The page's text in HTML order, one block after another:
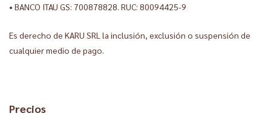
• BANCO ITAU GS: 700878828. RUC: 80094425-9
Es derecho de KARU SRL la inclusión, exclusión o suspensión de
cualquier medio de pago.
Precios